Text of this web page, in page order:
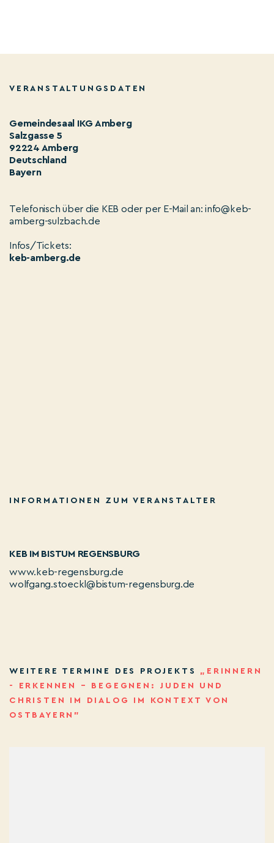
VERANSTALTUNGSDATEN
Gemeindesaal IKG Amberg
Salzgasse 5
92224 Amberg
Deutschland
Bayern
Telefonisch über die KEB oder per E-Mail an: info@keb-
amberg-sulzbach.de
Infos/Tickets:
keb-amberg.de
INFORMATIONEN ZUM VERANSTALTER
KEB IM BISTUM REGENSBURG
www.keb-regensburg.de
wolfgang.stoeckl@bistum-regensburg.de
WEITERE TERMINE DES PROJEKTS „ERINNERN
- ERKENNEN – BEGEGNEN: JUDEN UND
CHRISTEN IM DIALOG IM KONTEXT VON
OSTBAYERN”